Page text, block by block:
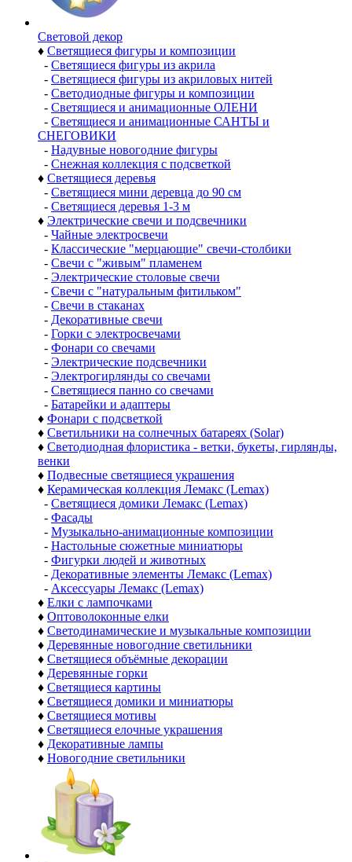
Световой декор
♦ Светящиеся фигуры и композиции
- Светящиеся фигуры из акрила
- Светящиеся фигуры из акриловых нитей
- Светодиодные фигуры и композиции
- Светящиеся и анимационные ОЛЕНИ
- Светящиеся и анимационные САНТЫ и
СНЕГОВИКИ
- Надувные новогодние фигуры
- Снежная коллекция с подсветкой
♦ Светящиеся деревья
- Светящиеся мини деревца до 90 см
- Светящиеся деревья 1-3 м
♦ Электрические свечи и подсвечники
- Чайные электросвечи
- Классические "мерцающие" свечи-столбики
- Свечи с "живым" пламенем
- Электрические столовые свечи
- Свечи с "натуральным фитильком"
- Свечи в стаканах
- Декоративные свечи
- Горки с электросвечами
- Фонари со свечами
- Электрические подсвечники
- Электрогирлянды со свечами
- Светящиеся панно со свечами
- Батарейки и адаптеры
♦ Фонари с подсветкой
♦ Светильники на солнечных батареях (Solar)
♦ Светодиодная флористика - ветки, букеты, гирлянды,
венки
♦ Подвесные светящиеся украшения
♦ Керамическая коллекция Лемакс (Lemax)
- Светящиеся домики Лемакс (Lemax)
- Фасады
- Музыкально-анимационные композиции
- Настольные сюжетные миниатюры
- Фигурки людей и животных
- Декоративные элементы Лемакс (Lemax)
- Аксессуары Лемакс (Lemax)
♦ Елки с лампочками
♦ Оптоволоконные елки
♦ Светодинамические и музыкальные композиции
♦ Деревянные новогодние светильники
♦ Светящиеся объёмные декорации
♦ Деревянные горки
♦ Светящиеся картины
♦ Светящиеся домики и миниатюры
♦ Светящиеся мотивы
♦ Светящиеся елочные украшения
♦ Декоративные лампы
♦ Новогодние светильники